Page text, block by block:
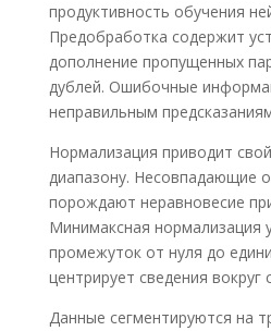
продуктивность обучения
Предобработка содержит
дополнение пропущенных
дублей. Ошибочные
неправильным
Нормализация приводит
диапазону. Несовпадающие
порождают неравновесие
Минимаксная нормализация
промежуток от нуля до
центрирует сведения вокруг
Данные сегментируются на